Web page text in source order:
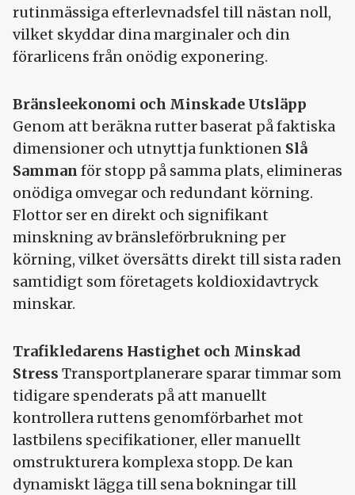
rutinmässiga efterlevnadsfel till nästan noll,
vilket skyddar dina marginaler och din
förarlicens från onödig exponering.
Bränsleekonomi och Minskade Utsläpp
Genom att beräkna rutter baserat på faktiska
dimensioner och utnyttja funktionen Slå
Samman för stopp på samma plats, elimineras
onödiga omvegar och redundant körning.
Flottor ser en direkt och signifikant
minskning av bränsleförbrukning per
körning, vilket översätts direkt till sista raden
samtidigt som företagets koldioxidavtryck
minskar.
Trafikledarens Hastighet och Minskad
Stress Transportplanerare sparar timmar som
tidigare spenderats på att manuellt
kontrollera ruttens genomförbarhet mot
lastbilens specifikationer, eller manuellt
omstrukturera komplexa stopp. De kan
dynamiskt lägga till sena bokningar till